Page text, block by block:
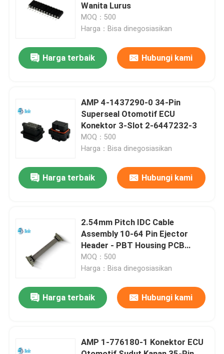
Rumah
Tentang kita
Kontrol kualitas
Berita
Blog
Konektor Penerbangan GX
Wanita Lurus
MOQ：500
Harga：Bisa dinegosiasikan
Harga terbaik Hubungi kami
AMP 4-1437290-0 34-Pin
Superseal Otomotif ECU
Konektor 3-Slot 2-6447232-3
MOQ：500
Harga：Bisa dinegosiasikan
Harga terbaik Hubungi kami
2.54mm Pitch IDC Cable
Assembly 10-64 Pin Ejector
Header - PBT Housing PCB
Connector
MOQ：500
Harga：Bisa dinegosiasikan
Harga terbaik Hubungi kami
AMP 1-776180-1 Konektor ECU